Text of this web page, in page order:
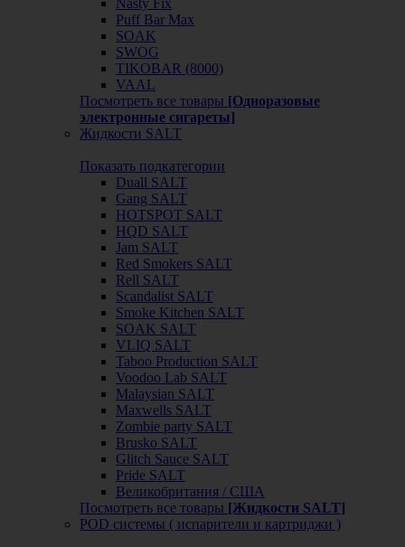
Puff Bar Max
SOAK
SWOG
TIKOBAR (8000)
VAAL
Посмотреть все товары [Одноразовые
электронные сигареты]
Жидкости SALT
Показать подкатегории
Duall SALT
Gang SALT
HOTSPOT SALT
HQD SALT
Jam SALT
Red Smokers SALT
Rell SALT
Scandalist SALT
Smoke Kitchen SALT
SOAK SALT
VLIQ SALT
Taboo Production SALT
Voodoo Lab SALT
Malaysian SALT
Maxwells SALT
Zombie party SALT
Brusko SALT
Glitch Sauce SALT
Pride SALT
Великобритания / США
Посмотреть все товары [Жидкости SALT]
POD системы ( испарители и картриджи )